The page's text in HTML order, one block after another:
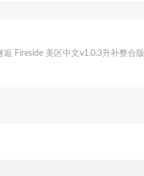
逅 Fireside 美区中文v1.0.3升补整合版